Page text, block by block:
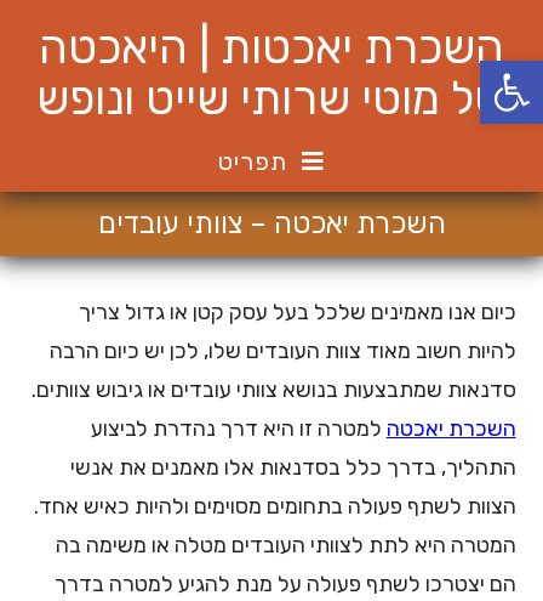
פתח סרגל נגישות
contentהשכרת יאכטות | היאכטה
של מוטי שרותי שייט ונופש
תפריט
השכרת יאכטה – צוותי עובדים
כיום אנו מאמינים שלכל בעל עסק קטן או גדול צריך
להיות חשוב מאוד צוות העובדים שלו, לכן יש כיום הרבה
סדנאות שמתבצעות בנושא צוותי עובדים או גיבוש צוותים.
השכרת יאכטה למטרה זו היא דרך נהדרת לביצוע
התהליך, בדרך כלל בסדנאות אלו מאמנים את אנשי
הצוות לשתף פעולה בתחומים מסוימים ולהיות כאיש אחד.
המטרה היא לתת לצוותי העובדים מטלה או משימה בה
הם יצטרכו לשתף פעולה על מנת להגיע למטרה בדרך